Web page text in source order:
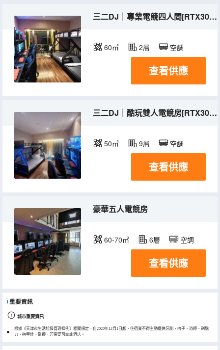
三二DJ｜專業電競四人間[RTX3070+32寸144高刷顯示器+專業網咖系統]
60㎡ 2層 空調
查看供應
三二DJ｜酷玩雙人電競房[RTX3060+32寸144高刷+網咖系統]
50㎡ 9層 空調
查看供應
豪華五人電競房
60-70㎡ 6層 空調
查看供應
重要資訊
城市重要資訊
根據《天津市生活垃圾管理條例》相關規定，自2020年12月1日起，住宿業不得主動提供牙刷、梳子、浴擦、剃鬚
刀、指甲銼、鞋擦，若需要可諮詢酒店。